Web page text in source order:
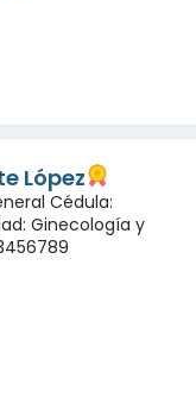
López
Cédula:
Ginecología y